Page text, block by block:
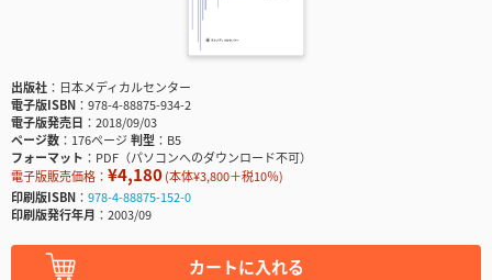
出版社
日本メディカルセンター
電子版ISBN
978-4-88875-934-2
電子版発売日
2018/09/03
ページ数
176ページ判型
B5
フォーマット
PDF（パソコンへのダウンロード不可）
電子版販売価格： ¥4,180(本体¥3,800＋税10％)
印刷版ISBN
978-4-88875-152-0
印刷版発行年月
2003/09
カートに入れる